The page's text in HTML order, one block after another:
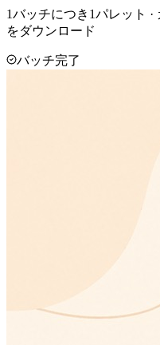
1バッチにつき1パレット
をダウンロード
バッチ完了